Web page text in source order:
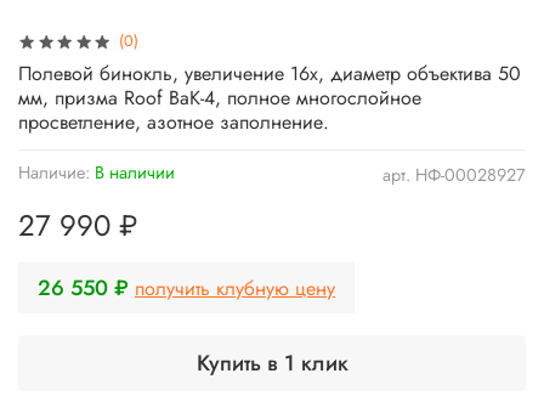
(0)
арт. НФ-00028927
Наличие: В наличии
27 990 ₽
26 550 ₽ получить клубную цену
Купить в 1 клик
Полевой бинокль, увеличение 16x, диаметр объектива 50
мм, призма Roof BaK-4, полное многослойное
просветление, азотное заполнение.